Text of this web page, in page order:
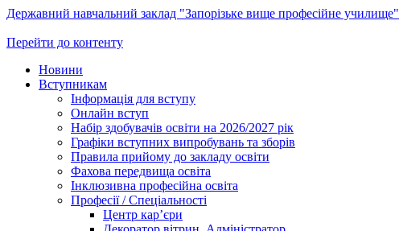
Державний навчальний заклад "Запорізьке вище професійне училище"
Перейти до контенту
Новини
Вступникам
Інформація для вступу
Онлайн вступ
Набір здобувачів освіти на 2026/2027 рік
Графіки вступних випробувань та зборів
Правила прийому до закладу освіти
Фахова передвища освіта
Інклюзивна професійна освіта
Професії / Спеціальності
Центр кар’єри